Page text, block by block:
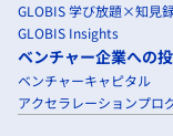
GLOBIS 学び放題×知見
GLOBIS Insights
ベンチャー企業への
ベンチャーキャピタル
アクセラレーションプロ